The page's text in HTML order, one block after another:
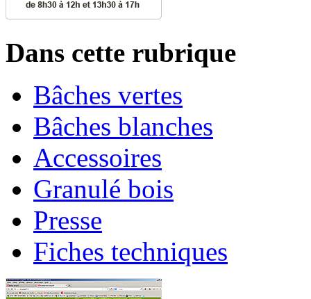
Dans cette rubrique
Bâches vertes
Bâches blanches
Accessoires
Granulé bois
Presse
Fiches techniques